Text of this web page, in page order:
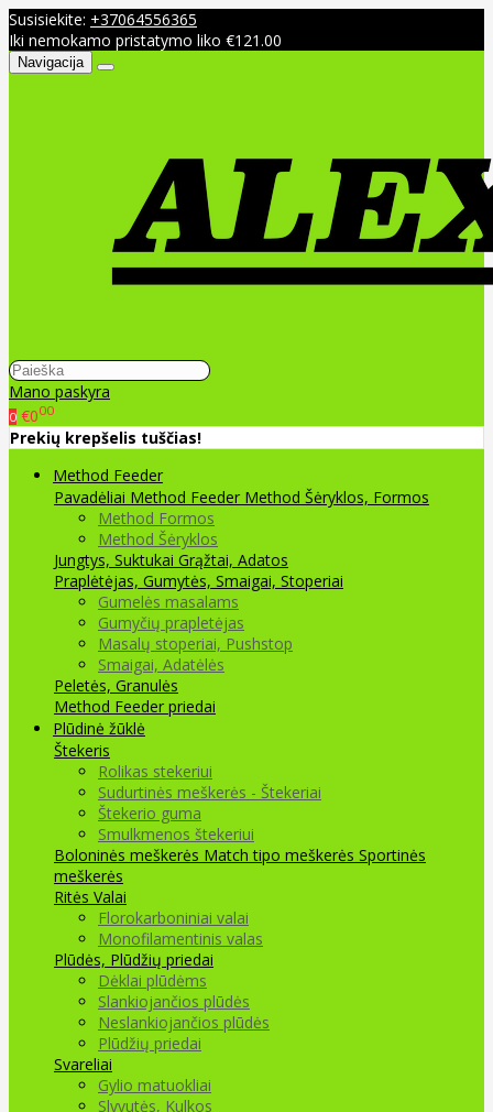
Susisiekite: +37064556365
Iki nemokamo pristatymo liko €121.00
Navigacija
Mano paskyra
0 €000
Prekių krepšelis tuščias!
Method Feeder
Pavadėliai Method Feeder Method Šėryklos, Formos
Method Formos
Method Šėryklos
Jungtys, Suktukai Grąžtai, Adatos
Praplėtėjas, Gumytės, Smaigai, Stoperiai
Gumelės masalams
Gumyčių prapletėjas
Masalų stoperiai, Pushstop
Smaigai, Adatėlės
Peletės, Granulės
Method Feeder priedai
Plūdinė žūklė
Štekeris
Rolikas stekeriui
Sudurtinės meškerės - Štekeriai
Štekerio guma
Smulkmenos štekeriui
Boloninės meškerės Match tipo meškerės Sportinės
meškerės
Ritės Valai
Florokarboniniai valai
Monofilamentinis valas
Plūdės, Plūdžių priedai
Dėklai plūdėms
Slankiojančios plūdės
Neslankiojančios plūdės
Plūdžių priedai
Svareliai
Gylio matuokliai
Slyvutės, Kulkos